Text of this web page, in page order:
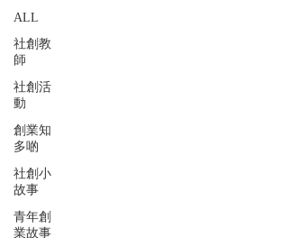
ALL
社創教
師
社創活
動
創業知
多啲
社創小
故事
青年創
業故事